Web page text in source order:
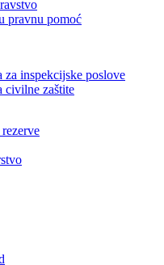
osiguranja
pravnu pomoć
inspekcijske poslove
zaštite